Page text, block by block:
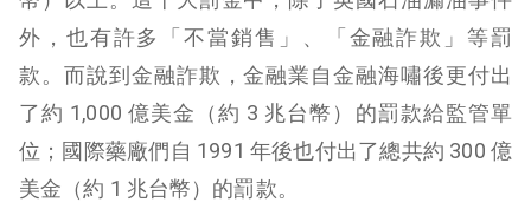
外，也有許多「不當銷售」、「金融詐欺」等罰
款。而說到金融詐欺，金融業自金融海嘯後更付出
了約 1,000 億美金（約 3 兆台幣）的罰款給監管單
位；國際藥廠們自 1991 年後也付出了總共約 300 億
美金（約 1 兆台幣）的罰款。